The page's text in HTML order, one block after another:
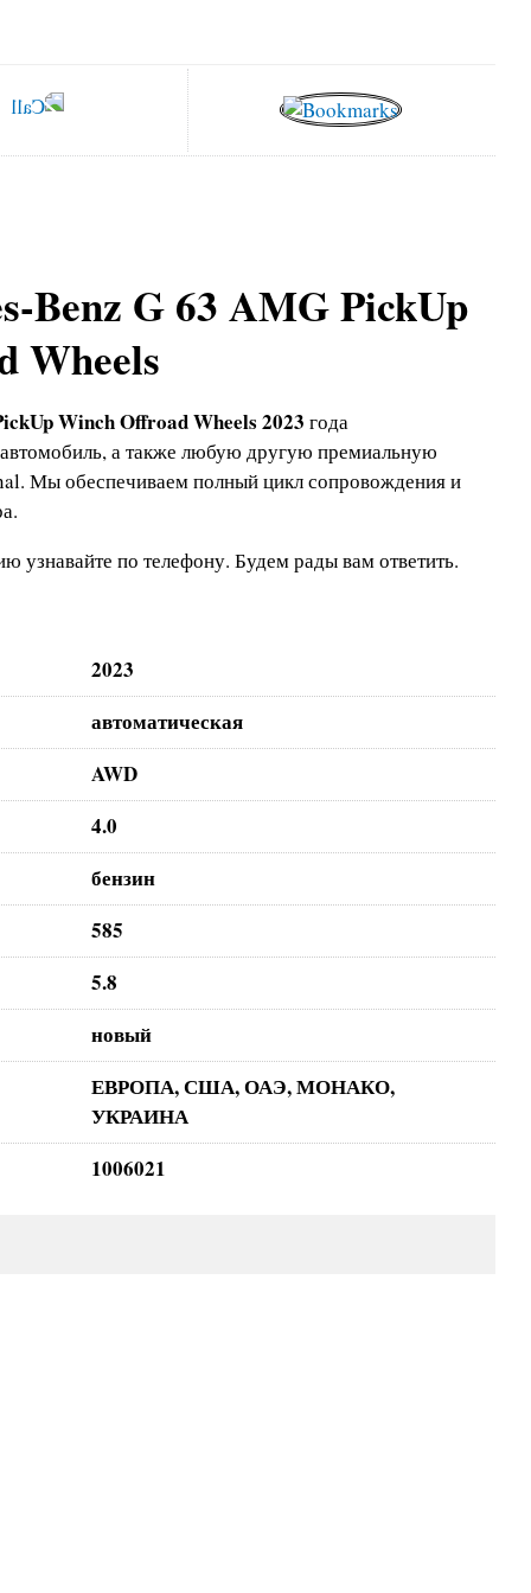
Benz G 63 AMG PickUp
Wheels
Winch Offroad Wheels 2023 года
а также любую другую премиальную
Мы обеспечиваем полный цикл сопровождения и
узнавайте по телефону. Будем рады вам ответить.
2023
автоматическая
AWD
4.0
бензин
585
5.8
новый
ЕВРОПА, США, ОАЭ, МОНАКО,
УКРАИНА
1006021